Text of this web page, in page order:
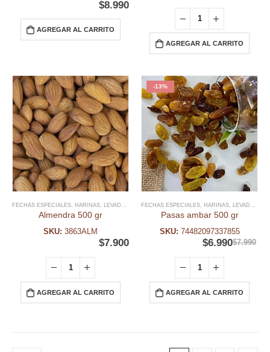
$8.990
AGREGAR AL CARRITO
AGREGAR AL CARRITO
FECHAS ESPECIALES, HARINAS, LEVADURAS Y FRUTOS SECOS ,INGREDIENTES,NAVIDAD
Almendra 500 gr
SKU: 3863ALM
$7.900
AGREGAR AL CARRITO
-13%
FECHAS ESPECIALES, HARINAS, LEVADURAS Y FRUTOS SECOS
Pasas ambar 500 gr
SKU: 74482097337855
$7.990
$6.990
AGREGAR AL CARRITO